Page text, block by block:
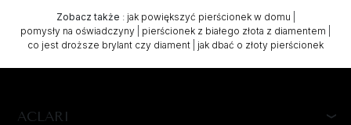
Zobacz także : jak powiększyć pierścionek w domu
pomysły na oświadczyny
pierścionek z białego złota z diamentem
co jest droższe brylant czy diament
jak dbać o złoty pierścionek
ACLARI